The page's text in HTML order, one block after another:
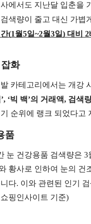
에서도 지난달 입춘을
색량이 줄고 대신 가볍
(1월5일~2월3일) 대비
화
카테고리에서는 개강
‘빅 백’의 거래액, 검색
순위에 랭크 되었다고
품
눈 건강용품 검색량은
황사로 인하여 눈의 건
다. 이와 관련된 인기
핑인사이트 기준)